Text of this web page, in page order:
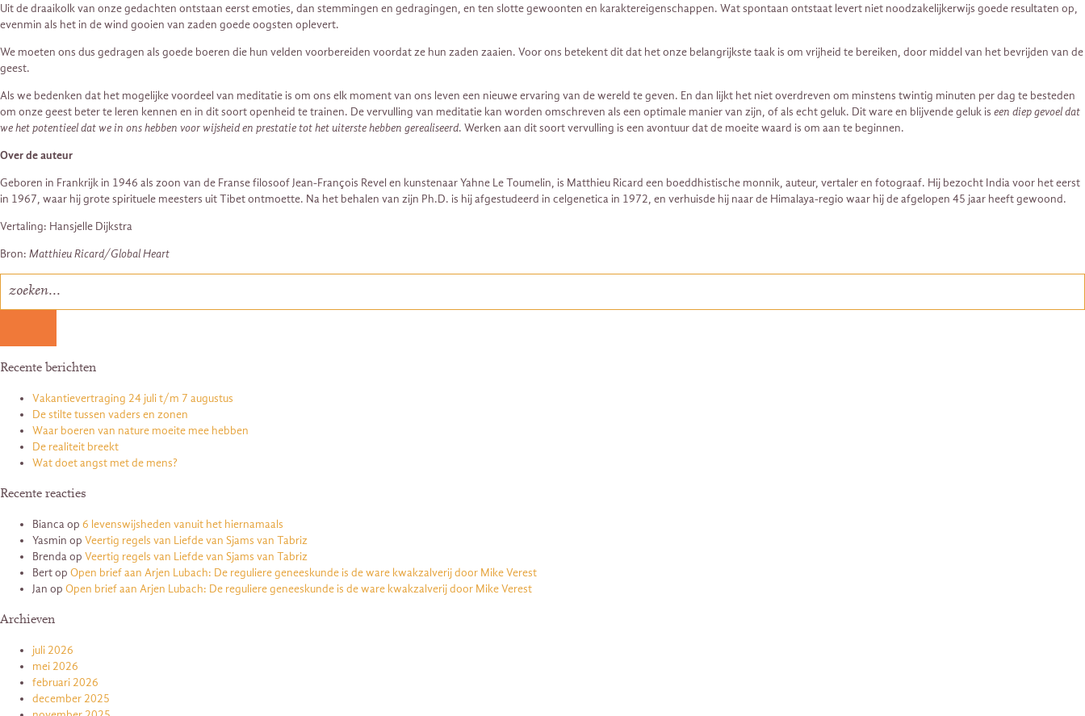
Uit de draaikolk van onze gedachten ontstaan ​​eerst emoties, dan stemmingen en gedragingen, en ten slotte gewoonten en karaktereigenschappen. Wat spontaan ontstaat levert niet noodzakelijkerwijs goede resultaten op,
evenmin als het in de wind gooien van zaden goede oogsten oplevert.
We moeten ons dus gedragen als goede boeren die hun velden voorbereiden voordat ze hun zaden zaaien. Voor ons betekent dit dat het onze belangrijkste taak is om vrijheid te bereiken, door middel van het bevrijden van de
geest.
Als we bedenken dat het mogelijke voordeel van meditatie is om ons elk moment van ons leven een nieuwe ervaring van de wereld te geven. En dan lijkt het niet overdreven om minstens twintig minuten per dag te besteden
om onze geest beter te leren kennen en in dit soort openheid te trainen. De vervulling van meditatie kan worden omschreven als een optimale manier van zijn, of als echt geluk. Dit ware en blijvende geluk is een diep gevoel dat
we het potentieel dat we in ons hebben voor wijsheid en prestatie tot het uiterste hebben gerealiseerd. Werken aan dit soort vervulling is een avontuur dat de moeite waard is om aan te beginnen.
Over de auteur
Geboren in Frankrijk in 1946 als zoon van de Franse filosoof Jean-François Revel en kunstenaar Yahne Le Toumelin, is Matthieu Ricard een boeddhistische monnik, auteur, vertaler en fotograaf. Hij bezocht India voor het eerst
in 1967, waar hij grote spirituele meesters uit Tibet ontmoette. Na het behalen van zijn Ph.D. is hij afgestudeerd in celgenetica in 1972, en verhuisde hij naar de Himalaya-regio waar hij de afgelopen 45 jaar heeft gewoond.
Vertaling: Hansjelle Dijkstra
Bron: Matthieu Ricard/Global Heart
Recente berichten
Vakantievertraging 24 juli t/m 7 augustus
De stilte tussen vaders en zonen
Waar boeren van nature moeite mee hebben
De realiteit breekt
Wat doet angst met de mens?
Recente reacties
Biancaop 6 levenswijsheden vanuit het hiernamaals
Yasmin op Veertig regels van Liefde van Sjams van Tabriz
Brendaop Veertig regels van Liefde van Sjams van Tabriz
Bertop Open brief aan Arjen Lubach: De reguliere geneeskunde is de ware kwakzalverij door Mike Verest
Jan op Open brief aan Arjen Lubach: De reguliere geneeskunde is de ware kwakzalverij door Mike Verest
Archieven
juli 2026
mei 2026
februari 2026
december 2025